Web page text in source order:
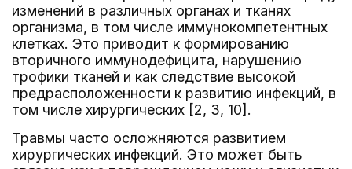
изменений в различных органах и тканях
организма, в том числе иммунокомпетентных
клетках. Это приводит к формированию
вторичного иммунодефицита, нарушению
трофики тканей и как следствие высокой
предрасположенности к развитию инфекций, в
том числе хирургических [2, 3, 10].
Травмы часто осложняются развитием
хирургических инфекций. Это может быть